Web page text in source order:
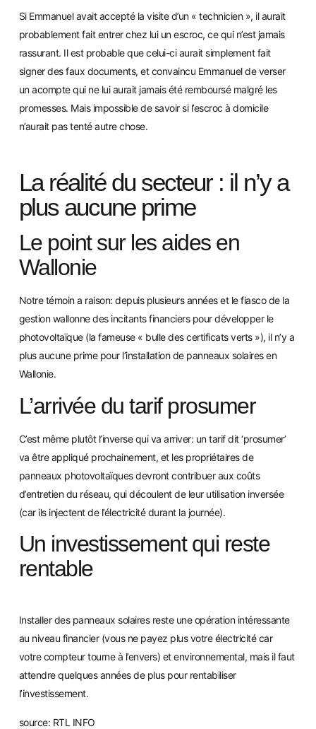
Si Emmanuel avait accepté la visite d’un « technicien », il aurait
probablement fait entrer chez lui un escroc, ce qui n’est jamais
rassurant. Il est probable que celui-ci aurait simplement fait
signer des faux documents, et convaincu Emmanuel de verser
un acompte qui ne lui aurait jamais été remboursé malgré les
promesses. Mais impossible de savoir si l’escroc à domicile
n’aurait pas tenté autre chose.
La réalité du secteur : il n’y a
plus aucune prime
Le point sur les aides en
Wallonie
Notre témoin a raison: depuis plusieurs années et le fiasco de la
gestion wallonne des incitants financiers pour développer le
photovoltaïque (la fameuse « bulle des certificats verts »), il n’y a
plus aucune prime pour l’installation de panneaux solaires en
Wallonie.
L’arrivée du tarif prosumer
C’est même plutôt l’inverse qui va arriver: un tarif dit ‘prosumer’
va être appliqué prochainement, et les propriétaires de
panneaux photovoltaïques devront contribuer aux coûts
d’entretien du réseau, qui découlent de leur utilisation inversée
(car ils injectent de l’électricité durant la journée).
Un investissement qui reste
rentable
Installer des panneaux solaires reste une opération intéressante
au niveau financier (vous ne payez plus votre électricité car
votre compteur tourne à l’envers) et environnemental, mais il faut
attendre quelques années de plus pour rentabiliser
l’investissement.
source: RTL INFO